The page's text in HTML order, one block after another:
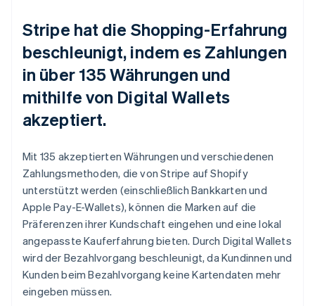
Stripe hat die Shopping-Erfahrung
beschleunigt, indem es Zahlungen
in über 135 Währungen und
mithilfe von Digital Wallets
akzeptiert.
Mit 135 akzeptierten Währungen und verschiedenen
Zahlungsmethoden, die von Stripe auf Shopify
unterstützt werden (einschließlich Bankkarten und
Apple Pay-E-Wallets), können die Marken auf die
Präferenzen ihrer Kundschaft eingehen und eine lokal
angepasste Kauferfahrung bieten. Durch Digital Wallets
wird der Bezahlvorgang beschleunigt, da Kundinnen und
Kunden beim Bezahlvorgang keine Kartendaten mehr
eingeben müssen.